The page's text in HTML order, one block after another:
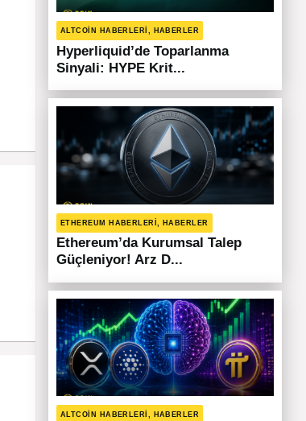
ALTCOIN HABERLERI, HABERLER
Hyperliquid’de Toparlanma
Sinyali: HYPE Krit...
ETHEREUM HABERLERI, HABERLER
Ethereum’da Kurumsal Talep
Güçleniyor! Arz D...
ALTCOIN HABERLERI, HABERLER